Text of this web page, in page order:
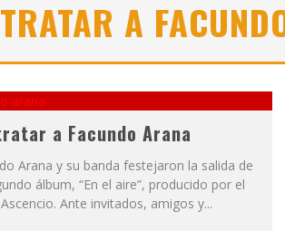
A
a Facundo Arana
Arana y su banda festejaron la salida de
álbum, “En el aire”, producido por el
Ante invitados, amigos y...